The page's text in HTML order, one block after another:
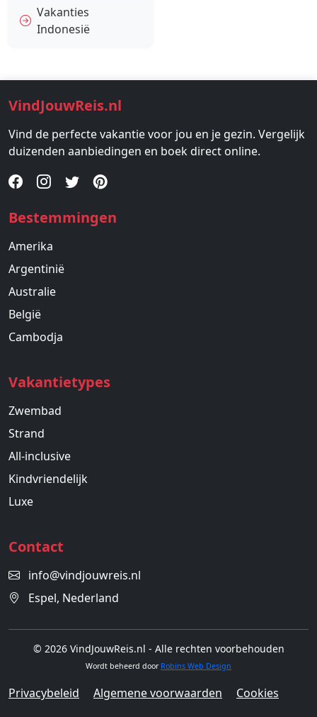
Vakanties
Indonesië
VindJouwReis.nl
Vind de perfecte vakantie voor jou en je gezin. Vergelijk
duizenden aanbiedingen en boek direct online.
Bestemmingen
Amerika
Argentinië
Australie
België
Cambodja
Vakantietypes
Zwembad
Strand
All-inclusive
Kindvriendelijk
Luxe
Contact
info@vindjouwreis.nl
Espel, Nederland
© 2026 VindJouwReis.nl - Alle rechten voorbehouden
Wordt beheerd door Robins Web Design
Privacybeleid Algemene voorwaarden Cookies